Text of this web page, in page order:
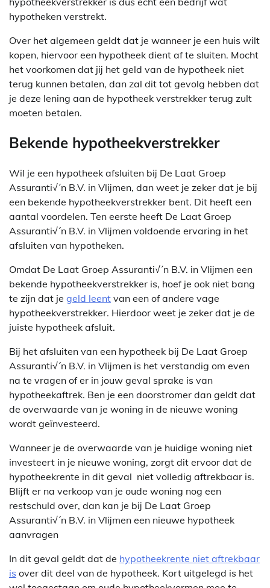
hypotheken verstrekt.
Over het algemeen geldt dat je wanneer je een huis wilt
kopen, hiervoor een hypotheek dient af te sluiten. Mocht
het voorkomen dat jij het geld van de hypotheek niet
terug kunnen betalen, dan zal dit tot gevolg hebben dat
je deze lening aan de hypotheek verstrekker terug zult
moeten betalen.
Bekende hypotheekverstrekker
Wil je een hypotheek afsluiten bij De Laat Groep
Assuranti√´n B.V. in Vlijmen, dan weet je zeker dat je bij
een bekende hypotheekverstrekker bent. Dit heeft een
aantal voordelen. Ten eerste heeft De Laat Groep
Assuranti√´n B.V. in Vlijmen voldoende ervaring in het
afsluiten van hypotheken.
Omdat De Laat Groep Assuranti√´n B.V. in Vlijmen een
bekende hypotheekverstrekker is, hoef je ook niet bang
te zijn dat je geld leent van een of andere vage
hypotheekverstrekker. Hierdoor weet je zeker dat je de
juiste hypotheek afsluit.
Bij het afsluiten van een hypotheek bij De Laat Groep
Assuranti√´n B.V. in Vlijmen is het verstandig om even
na te vragen of er in jouw geval sprake is van
hypotheekaftrek. Ben je een doorstromer dan geldt dat
de overwaarde van je woning in de nieuwe woning
wordt geïnvesteerd.
Wanneer je de overwaarde van je huidige woning niet
investeert in je nieuwe woning, zorgt dit ervoor dat de
hypotheekrente in dit geval niet volledig aftrekbaar is.
Blijft er na verkoop van je oude woning nog een
restschuld over, dan kan je bij De Laat Groep
Assuranti√´n B.V. in Vlijmen een nieuwe hypotheek
aanvragen
In dit geval geldt dat de hypotheekrente niet aftrekbaar
is over dit deel van de hypotheek. Kort uitgelegd is het